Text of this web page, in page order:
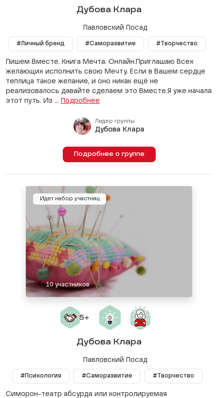
Дубова Клара
Павловский Посад
#Личный бренд #Саморазвитие #Творчество
Пишем Вместе. Книга Мечта. Онлайн.Приглашаю Всех
желающих исполнить свою Мечту. Если в Вашем сердце
теплица такое желание, и оно никак ещё не
реализовалось давайте сделаем это Вместе.Я уже начала
этот путь. Из ... Подробнее
Лидер группы
Дубова Клара
Подробнее о группе
Идет набор участниц
10 участников
Дубова Клара
Павловский Посад
#Психология #Саморазвитие #Творчество
Симорон-театр абсурда или контролируемая